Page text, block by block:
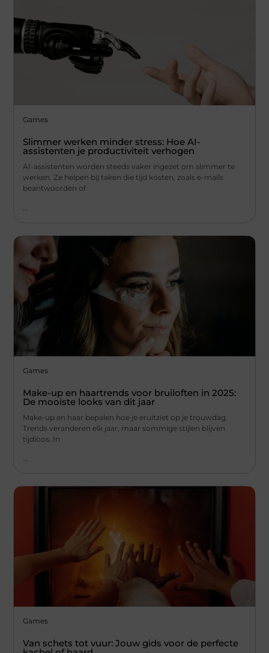
Games
Slimmer werken minder stress: Hoe AI-
assistenten je productiviteit verhogen
AI-assistenten worden steeds vaker ingezet om slimmer te
werken. Ze helpen bij taken die tijd kosten, zoals e-mails
beantwoorden of
Games
Make-up en haartrends voor bruiloften in 2025:
De mooiste looks van dit jaar
Make-up en haar bepalen hoe je eruitziet op je trouwdag.
Trends veranderen elk jaar, maar sommige stijlen blijven
tijdloos. In
...
Games
Van schets tot vuur: Jouw gids voor de perfecte